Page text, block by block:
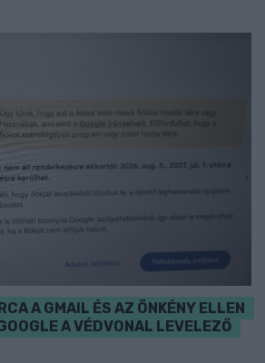
A GMAIL ÉS AZ ÖNKÉNY ELLEN
A VÉDVONAL LEVELEZŐ